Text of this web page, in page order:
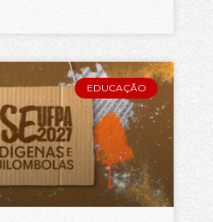
EDUCAÇÃO